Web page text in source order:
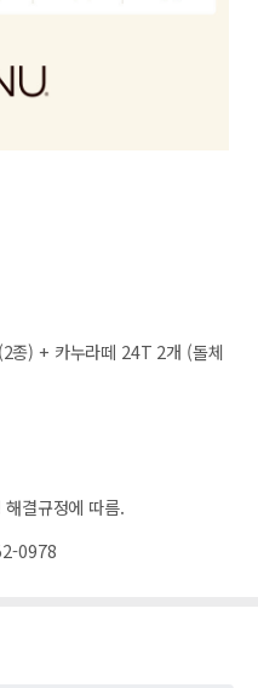
종) + 카누라떼 24T 2개 (돌체
결규정에 따름.
0978